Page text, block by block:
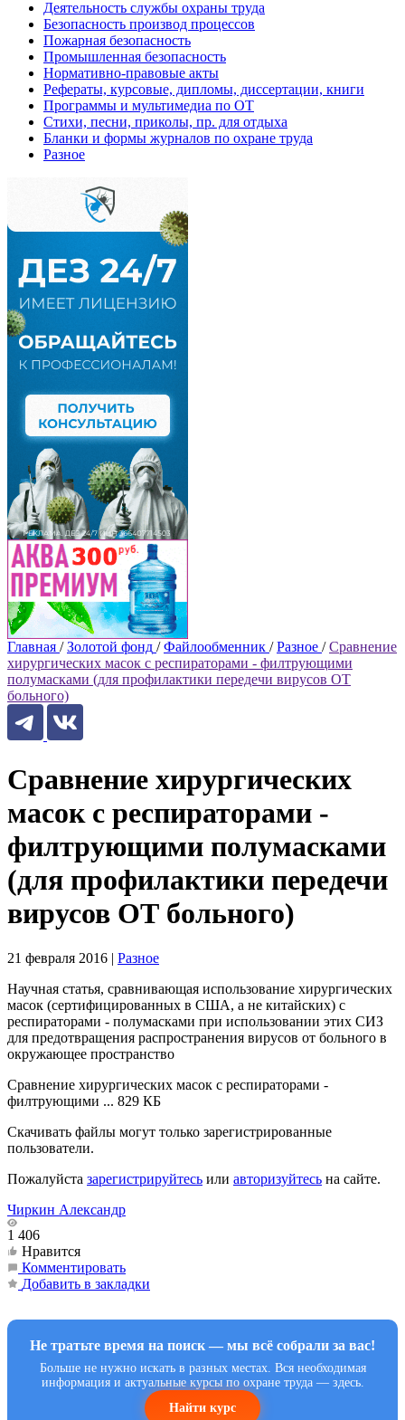
Деятельность службы охраны труда
Безопасность производ процессов
Пожарная безопасность
Промышленная безопасность
Нормативно-правовые акты
Рефераты, курсовые, дипломы, диссертации, книги
Программы и мультимедиа по ОТ
Стихи, песни, приколы, пр. для отдыха
Бланки и формы журналов по охране труда
Разное
Главная / Золотой фонд / Файлообменник / Разное / Сравнение
хирургических масок с респираторами - филтрующими
полумасками (для профилактики передечи вирусов ОТ
больного)
Сравнение хирургических
масок с респираторами -
филтрующими полумасками
(для профилактики передечи
вирусов ОТ больного)
21 февраля 2016 | Разное
Научная статья, сравнивающая использование хирургических
масок (сертифицированных в США, а не китайских) с
респираторами - полумасками при использовании этих СИЗ
для предотвращения распространения вирусов от больного в
окружающее пространство
Сравнение хирургических масок с респираторами -
филтрующими ... 829 КБ
Скачивать файлы могут только зарегистрированные
пользователи.
Пожалуйста зарегистрируйтесь или авторизуйтесь на сайте.
Чиркин Александр
1 406
Нравится
Комментировать
Добавить в закладки
Не тратьте время на поиск — мы всё собрали за вас!
Больше не нужно искать в разных местах. Вся необходимая
информация и актуальные курсы по охране труда — здесь.
Найти курс